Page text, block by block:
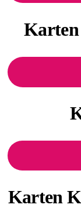
Karten